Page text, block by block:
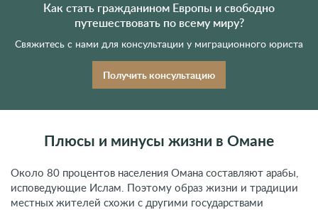
Как стать гражданином Европы и свободно
путешествовать по всему миру?
Свяжитесь с нами для консультации у миграционного юриста
Получить консультацию
Плюсы и минусы жизни в Омане
Около 80 процентов населения Омана составляют арабы,
исповедующие Ислам. Поэтому образ жизни и традиции
местных жителей схожи с другими государствами